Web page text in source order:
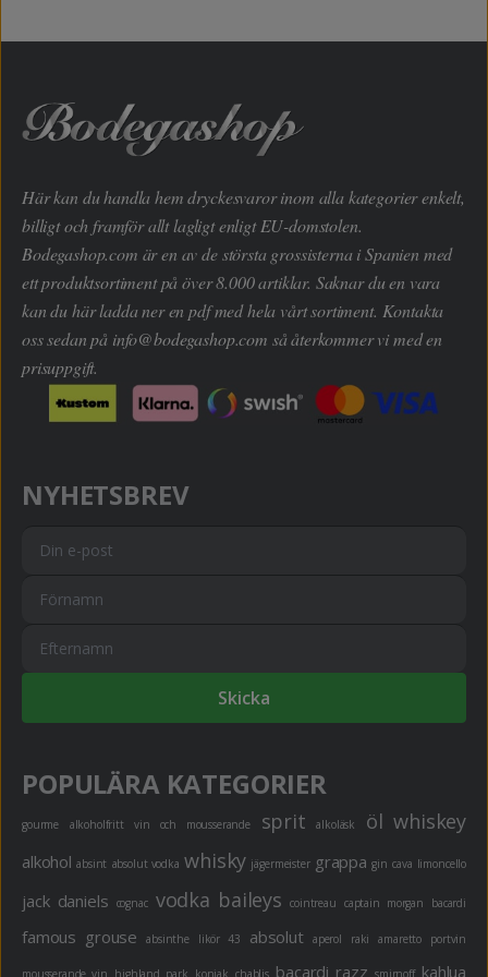
Här kan du handla hem dryckesvaror inom alla kategorier enkelt,
billigt och framför allt lagligt enligt EU-domstolen.
Bodegashop.com är en av de största grossisterna i Spanien med
ett produktsortiment på över 8.000 artiklar. Saknar du en vara
kan du här ladda ner en pdf med hela vårt sortiment. Kontakta
oss sedan på info@bodegashop.com så återkommer vi med en
prisuppgift.
NYHETSBREV
Skicka
POPULÄRA KATEGORIER
gourme alkoholfritt vin och mousserande sprit alkoläsk öl whiskey
alkohol absint absolut vodka whisky jägermeister grappa gin cava limoncello
jack daniels cognac vodka baileys cointreau captain morgan bacardi
famous grouse absinthe likör 43 absolut aperol raki amaretto portvin
mousserande vin highland park konjak chablis bacardi razz smirnoff kahlua